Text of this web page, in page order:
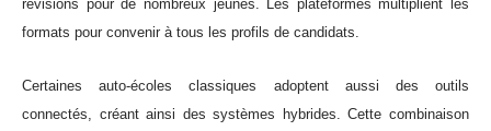
révisions pour de nombreux jeunes. Les plateformes multiplient les
formats pour convenir à tous les profils de candidats.
Certaines auto-écoles classiques adoptent aussi des outils
connectés, créant ainsi des systèmes hybrides. Cette combinaison